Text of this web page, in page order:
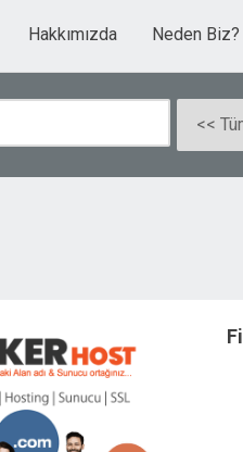
Hakkımızda Neden Biz?